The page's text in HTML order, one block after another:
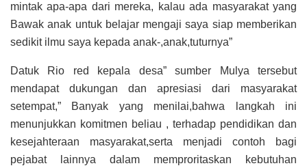
mintak apa-apa dari mereka, kalau ada masyarakat yang
Bawak anak untuk belajar mengaji saya siap memberikan
sedikit ilmu saya kepada anak-,anak,tuturnya”
Datuk Rio red kepala desa” sumber Mulya tersebut
mendapat dukungan dan apresiasi dari masyarakat
setempat,” Banyak yang menilai,bahwa langkah ini
menunjukkan komitmen beliau , terhadap pendidikan dan
kesejahteraan masyarakat,serta menjadi contoh bagi
pejabat lainnya dalam memproritaskan kebutuhan